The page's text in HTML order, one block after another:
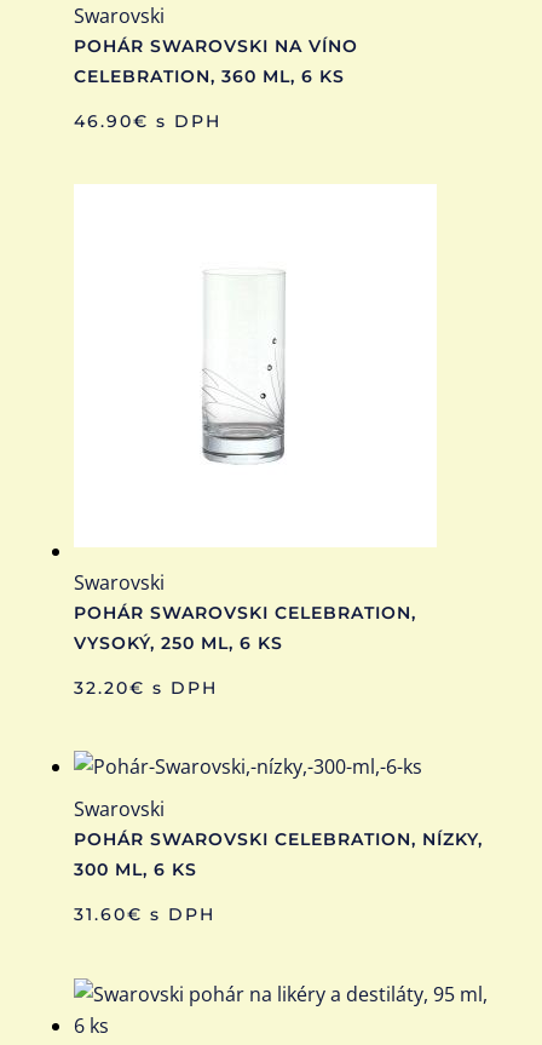
Swarovski
POHÁR SWAROVSKI NA VÍNO
CELEBRATION, 360 ML, 6 KS
46.90€ s DPH
Swarovski
POHÁR SWAROVSKI CELEBRATION,
VYSOKÝ, 250 ML, 6 KS
32.20€ s DPH
Swarovski
POHÁR SWAROVSKI CELEBRATION, NÍZKY,
300 ML, 6 KS
31.60€ s DPH